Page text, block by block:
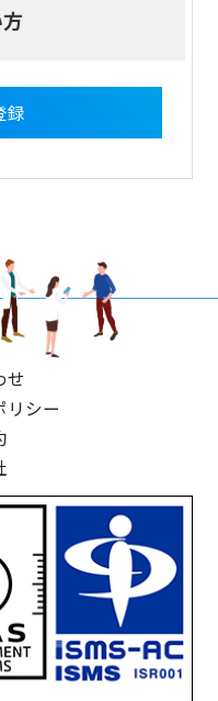
録
せ
リシー